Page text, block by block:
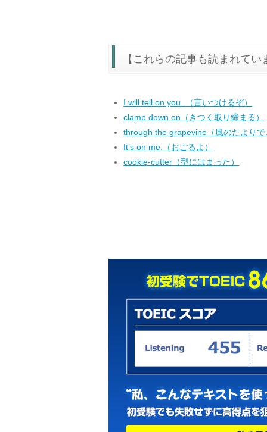
【これらの記事も読まれてい
I will tell on you. （言いつけるぞ）
clamp down on（きつく取り締まる）
through the grapevine（風のたよりで
It’s on me.（おごるよ）
cookie-cutter（型にはまった）